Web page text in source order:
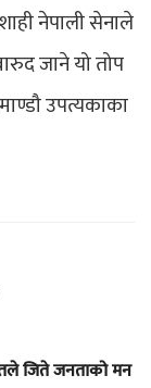
नेपाली सेनाले
जाने यो तोप
उपत्यकाका
जिते जनताको मन